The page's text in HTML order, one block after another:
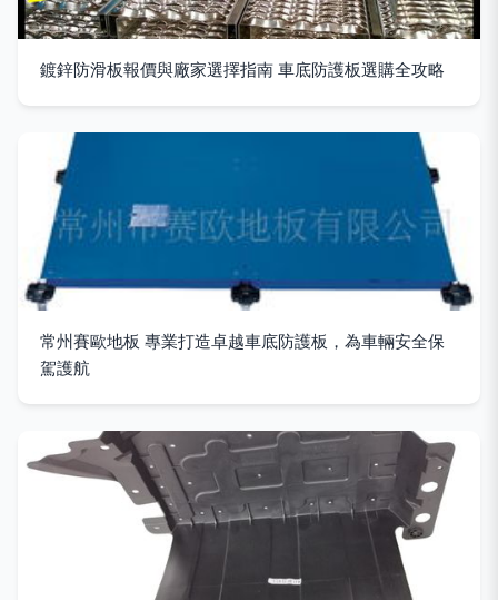
鍍鋅防滑板報價與廠家選擇指南 車底防護板選購全攻略
常州賽歐地板 專業打造卓越車底防護板，為車輛安全保
駕護航